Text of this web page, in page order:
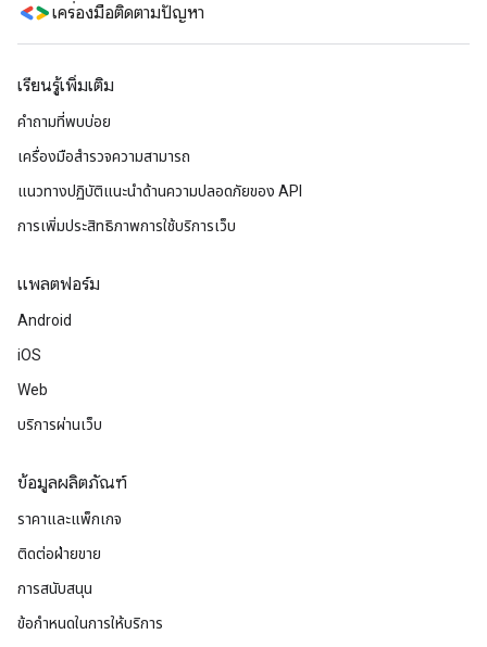
เครื่องมือติดตามปัญหา
เรียนรู้เพิ่มเติม
คำถามที่พบบ่อย
เครื่องมือสำรวจความสามารถ
แนวทางปฏิบัติแนะนําด้านความปลอดภัยของ API
การเพิ่มประสิทธิภาพการใช้บริการเว็บ
แพลตฟอร์ม
Android
iOS
Web
บริการผ่านเว็บ
ข้อมูลผลิตภัณฑ์
ราคาและแพ็กเกจ
ติดต่อฝ่ายขาย
การสนับสนุน
ข้อกำหนดในการให้บริการ